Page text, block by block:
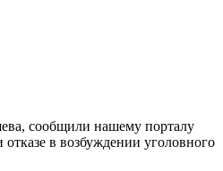
сообщили нашему порталу
в возбуждении уголовного